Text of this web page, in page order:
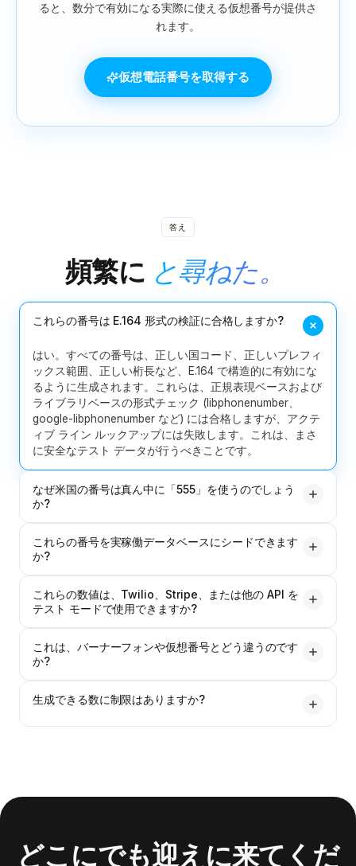
ると、数分で有効になる実際に使える仮想番号が提供さ
れます。
仮想電話番号を取得する
答え
頻繁に と尋ねた。
これらの番号は E.164 形式の検証に合格しますか?
はい。すべての番号は、正しい国コード、正しいプレフィ
ックス範囲、正しい桁長など、E.164 で構造的に有効にな
るように生成されます。これらは、正規表現ベースおよび
ライブラリベースの形式チェック (libphonenumber、
google-libphonenumber など) には合格しますが、アクテ
ィブ ライン ルックアップには失敗します。これは、まさ
に安全なテスト データが行うべきことです。
なぜ米国の番号は真ん中に「555」を使うのでしょう
か?
す。この範囲の番号は、実際の加入者には決して割り当て
られないことが保証されているため、テスト データ、UI
モックアップ、および実際の人に誤って連絡することがで
きない本物に見える番号が必要なシナリオの業界標準の選
択肢となります。
これらの番号を実稼働データベースにシードできます
か?
自由に。実際のユーザー レコードを含む運用データベー
スの場合、サポートや請求スタッフに誤解を与える可能性
があるため、明確なフラグなしで生成された数値と実際の
数値を混合しないでください。合成テストレコードには必
ずそのようにラベルを付けてください。
これらの数値は、Twilio、Stripe、または他の API を
テスト モードで使用できますか?
Stripe のテスト モード、および同様のサンドボックス
は、ダイヤルしたり検証したりすることなく、構造的に有
効な番号を受け入れます。 API のドキュメントで推奨され
る予約済みのテスト番号を必ず確認してください。一部の
するための特定のマジック ナンバーを持っています。
これは、バーナーフォンや仮想番号とどう違うのです
か?
に電話や SMS を受信できる、実際に機能する電話番号で
生成できる数に制限はありますか?
か、API アクセスについてお問い合わせください。
どこにでも迎えに来てくだ